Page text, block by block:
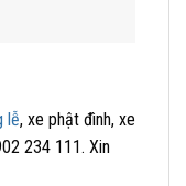
lễ, xe phật đình, xe
234 111. Xin